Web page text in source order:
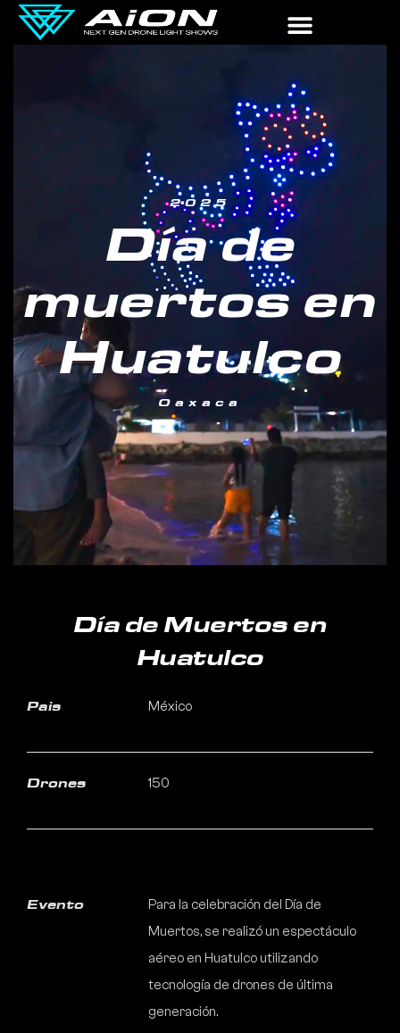
2025
Día de
muertos en
Huatulco
Oaxaca
Día de Muertos en
Huatulco
Pais México
Drones 150
Evento
Para la celebración del Día de
Muertos, se realizó un espectáculo
aéreo en Huatulco utilizando
tecnología de drones de última
generación.